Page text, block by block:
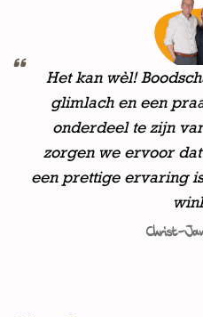
Het kan wèl!
glimlach en een
onderdeel te zijn
zorgen we ervoor
een prettige ervaring
Christ-